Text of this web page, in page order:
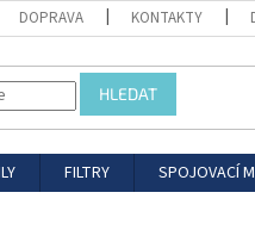
DOPRAVA KONTAKTY
HLEDAT
FILTRY SPOJOVACÍ